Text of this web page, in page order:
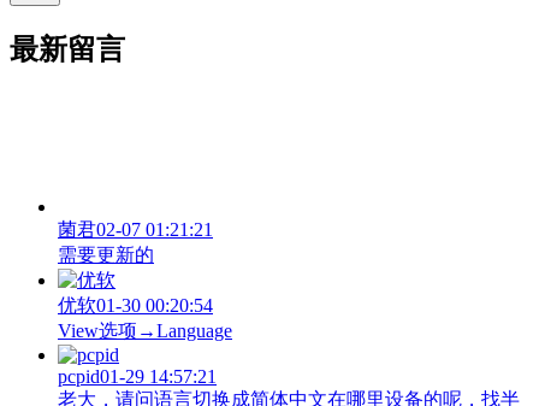
最新留言
菌君02-07 01:21:21
需要更新的
优软01-30 00:20:54
View‌选项→Language
pcpid01-29 14:57:21
老大，请问语言切换成简体中文在哪里设备的呢，找半